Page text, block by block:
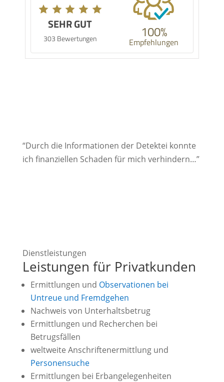
SEHR GUT
303 Bewertungen 100%
Empfehlungen
“Durch die Informationen der Detektei konnte
ich finanziellen Schaden für mich verhindern…”
Dienstleistungen
Leistungen für Privatkunden
Ermittlungen und Observationen bei
Untreue und Fremdgehen
Nachweis von Unterhaltsbetrug
Ermittlungen und Recherchen bei
Betrugsfällen
weltweite Anschriftenermittlung und
Personensuche
Ermittlungen bei Erbangelegenheiten